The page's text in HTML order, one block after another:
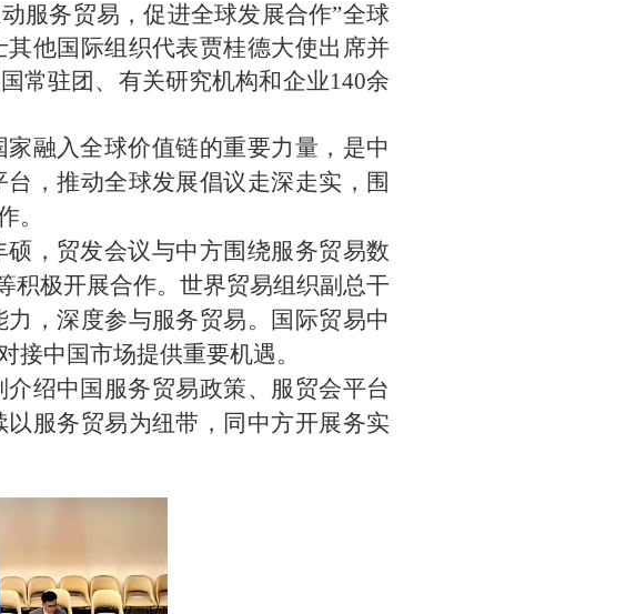
服务贸易，促进全球发展合作”全球
他国际组织代表贾桂德大使出席并
常驻团、有关研究机构和企业140余
融入全球价值链的重要力量，是中
，推动全球发展倡议走深走实，围
。
，贸发会议与中方围绕服务贸易数
积极开展合作。世界贸易组织副总干
，深度参与服务贸易。国际贸易中
中国市场提供重要机遇。
绍中国服务贸易政策、服贸会平台
服务贸易为纽带，同中方开展务实